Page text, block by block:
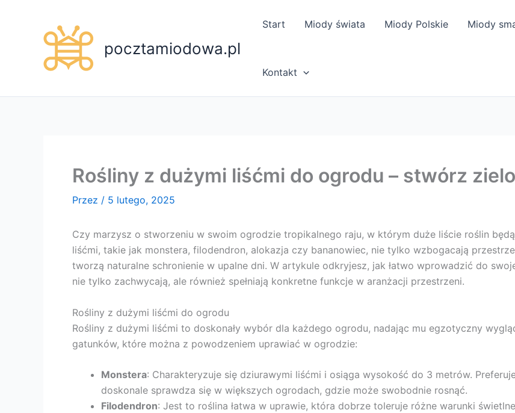
pocztamiodowa.pl
Start Miody świata Miody Polskie Miody
Kontakt
Rośliny z dużymi liśćmi do ogrodu – stwórz
Przez / 5 lutego, 2025
Czy marzysz o stworzeniu w swoim ogrodzie tropikalnego raju, w którym duże liście roślin
liśćmi, takie jak monstera, filodendron, alokazja czy bananowiec, nie tylko wzbogacają
tworzą naturalne schronienie w upalne dni. W artykule odkryjesz, jak łatwo wprowadzić do
nie tylko zachwycają, ale również spełniają konkretne funkcje w aranżacji przestrzeni.
Rośliny z dużymi liśćmi do ogrodu
Rośliny z dużymi liśćmi to doskonały wybór dla każdego ogrodu, nadając mu egzotyczny
gatunków, które można z powodzeniem uprawiać w ogrodzie:
Monstera: Charakteryzuje się dziurawymi liśćmi i osiąga wysokość do 3 metrów.
doskonale sprawdza się w większych ogrodach, gdzie może swobodnie rosnąć.
Filodendron: Jest to roślina łatwa w uprawie, która dobrze toleruje różne warunki